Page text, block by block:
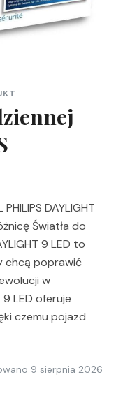
DAYLIGHT
Światła do
9 LED to
chcą poprawić
w
9 LED oferuje
czemu pojazd
9 sierpnia 2026